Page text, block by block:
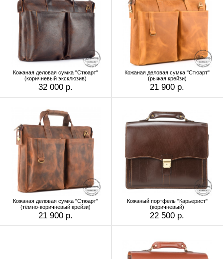
Кожаная деловая сумка "Стюарт"
(коричневый эксклюзив)
32 000 р.
Кожаная деловая сумка "Стюарт"
(рыжая крейзи)
21 900 р.
Кожаная деловая сумка "Стюарт"
(тёмно-коричневый крейзи)
21 900 р.
Кожаный портфель "Карьерист"
(коричневый)
22 500 р.